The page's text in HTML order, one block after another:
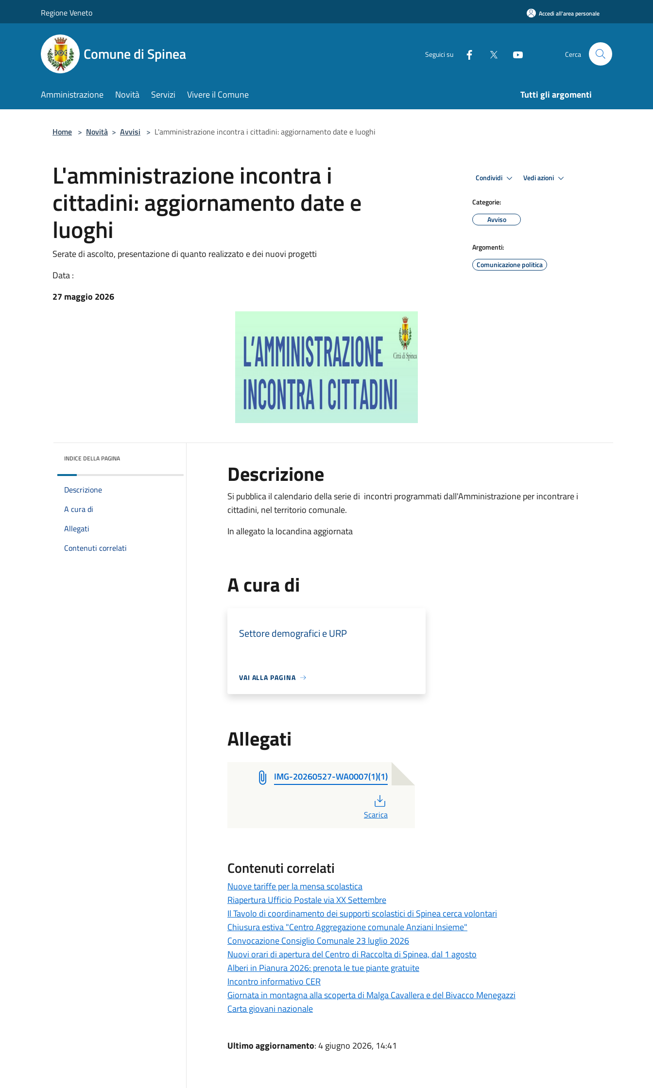
Regione Veneto Accedi all'area personale
Comune di Spinea Seguici su Cerca
Amministrazione Novità Servizi Vivere il Comune Tutti gli argomenti
Home > Novità > Avvisi > L'amministrazione incontra i cittadini: aggiornamento date e luoghi
L'amministrazione incontra i
cittadini: aggiornamento date e
luoghi
Serate di ascolto, presentazione di quanto realizzato e dei nuovi progetti
Data :
27 maggio 2026
Condividi Vedi azioni
Categorie:
Avviso
Argomenti:
Comunicazione politica
INDICE DELLA PAGINA
Descrizione
A cura di
Allegati
Contenuti correlati
Descrizione
Si pubblica il calendario della serie di incontri programmati dall'Amministrazione per incontrare i
cittadini, nel territorio comunale.
In allegato la locandina aggiornata
A cura di
Settore demografici e URP
VAI ALLA PAGINA
Allegati
IMG-20260527-WA0007(1)(1)
Scarica
Contenuti correlati
Nuove tariffe per la mensa scolastica
Riapertura Ufficio Postale via XX Settembre
Il Tavolo di coordinamento dei supporti scolastici di Spinea cerca volontari
Chiusura estiva "Centro Aggregazione comunale Anziani Insieme"
Convocazione Consiglio Comunale 23 luglio 2026
Nuovi orari di apertura del Centro di Raccolta di Spinea, dal 1 agosto
Alberi in Pianura 2026: prenota le tue piante gratuite
Incontro informativo CER
Giornata in montagna alla scoperta di Malga Cavallera e del Bivacco Menegazzi
Carta giovani nazionale
Ultimo aggiornamento: 4 giugno 2026, 14:41